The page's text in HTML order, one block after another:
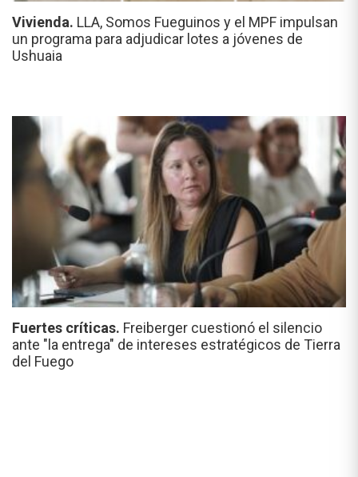
Vivienda. LLA, Somos Fueguinos y el MPF impulsan
un programa para adjudicar lotes a jóvenes de
Ushuaia
Fuertes críticas. Freiberger cuestionó el silencio
ante "la entrega" de intereses estratégicos de Tierra
del Fuego